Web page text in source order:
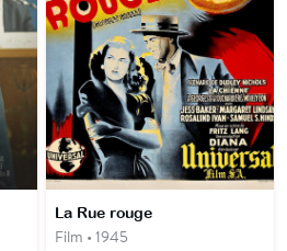
La Rue rouge
Film • 1945